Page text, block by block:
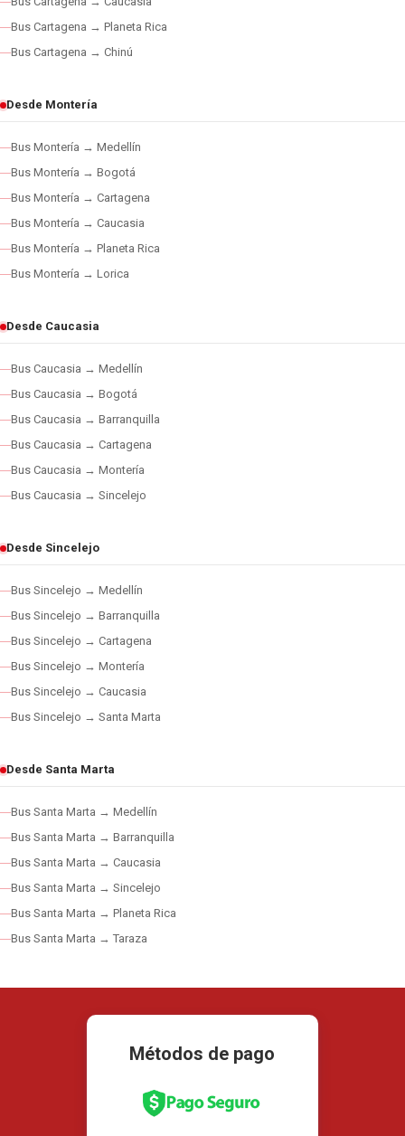
Bus Cartagena → Planeta Rica
Bus Cartagena → Chinú
Desde Montería
Bus Montería → Medellín
Bus Montería → Bogotá
Bus Montería → Cartagena
Bus Montería → Caucasia
Bus Montería → Planeta Rica
Bus Montería → Lorica
Desde Caucasia
Bus Caucasia → Medellín
Bus Caucasia → Bogotá
Bus Caucasia → Barranquilla
Bus Caucasia → Cartagena
Bus Caucasia → Montería
Bus Caucasia → Sincelejo
Desde Sincelejo
Bus Sincelejo → Medellín
Bus Sincelejo → Barranquilla
Bus Sincelejo → Cartagena
Bus Sincelejo → Montería
Bus Sincelejo → Caucasia
Bus Sincelejo → Santa Marta
Desde Santa Marta
Bus Santa Marta → Medellín
Bus Santa Marta → Barranquilla
Bus Santa Marta → Caucasia
Bus Santa Marta → Sincelejo
Bus Santa Marta → Planeta Rica
Bus Santa Marta → Taraza
Métodos de pago